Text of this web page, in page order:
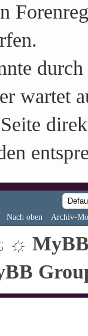
wartet
Nach oben Archiv-
☼